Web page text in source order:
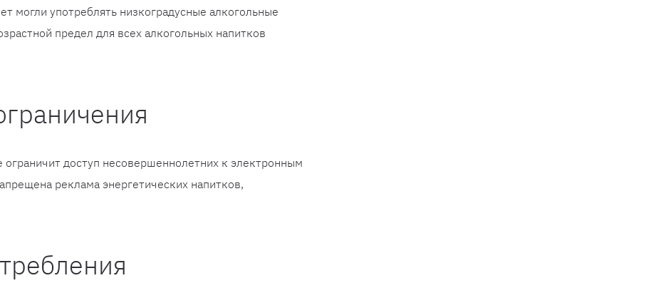
могли употреблять низкоградусные алкогольные
предел для всех алкогольных напитков
ограничит доступ несовершеннолетних к электронным
реклама энергетических напитков,